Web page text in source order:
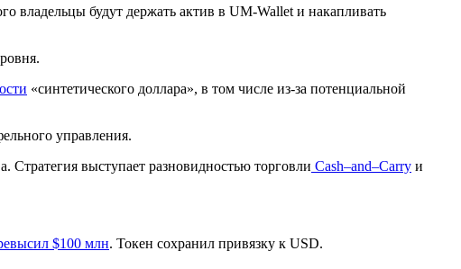
владельцы будут держать актив в UM-Wallet и накапливать
«синтетического доллара», в том числе из-за потенциальной
управления.
выступает разновидностью торговли Сash–and–Сarry и
$100 млн. Токен сохранил привязку к USD.